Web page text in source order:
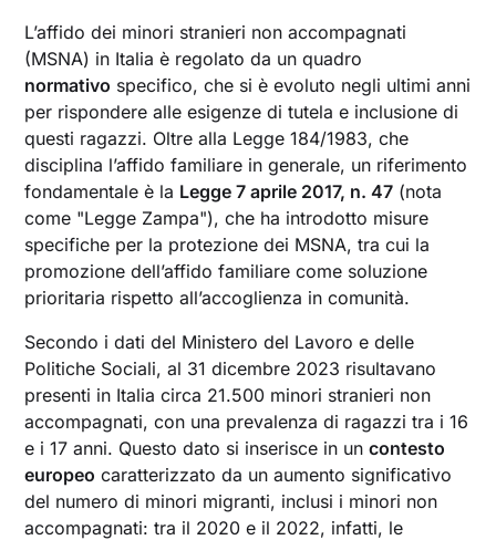
L’affido dei minori stranieri non accompagnati
(MSNA) in Italia è regolato da un quadro
normativo specifico, che si è evoluto negli ultimi anni
per rispondere alle esigenze di tutela e inclusione di
questi ragazzi. Oltre alla Legge 184/1983, che
disciplina l’affido familiare in generale, un riferimento
fondamentale è la Legge 7 aprile 2017, n. 47 (nota
come "Legge Zampa"), che ha introdotto misure
specifiche per la protezione dei MSNA, tra cui la
promozione dell’affido familiare come soluzione
prioritaria rispetto all’accoglienza in comunità.
Secondo i dati del Ministero del Lavoro e delle
Politiche Sociali, al 31 dicembre 2023 risultavano
presenti in Italia circa 21.500 minori stranieri non
accompagnati, con una prevalenza di ragazzi tra i 16
e i 17 anni. Questo dato si inserisce in uncontesto
europeo caratterizzato da un aumento significativo
del numero di minori migranti, inclusi i minori non
accompagnati: tra il 2020 e il 2022, infatti, le